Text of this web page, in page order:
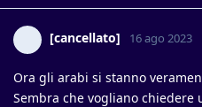
[cancellato] 16 ago 2023
Ora gli arabi si stanno
Sembra che vogliano